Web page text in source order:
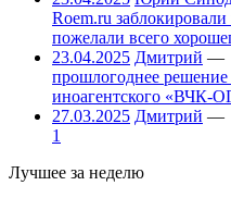
Roem.ru
пожелали всего
23.04.2025 Дмитрий —
прошлогоднее решение
иноагентского «ВЧК-
27.03.2025 Дмитрий —
1
Лучшее за неделю